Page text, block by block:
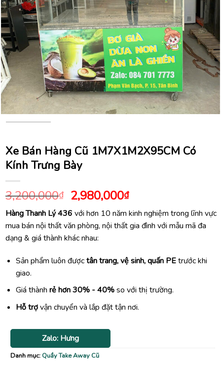
Xe Bán Hàng Cũ 1M7X1M2X95CM Có
Kính Trưng Bày
3,200,000₫ Giá
gốc
là:
3,200,000₫.
2,980,000₫Giá
hiện
tại
là:
Hàng Thanh Lý 436 với hơn 10 năm kinh nghiệm trong lĩnh vực
mua bán nội thất văn phòng, nội thất gia đình với mẫu mã đa
dạng & giá thành khác nhau:
Sản phẩm luôn đượctân trang, vệ sinh, quấn PEtrước khi
giao.
Giá thành rẻ hơn 30% - 40%so với thị trường.
Hỗ trợvận chuyển và lắp đặt tận nơi.
Zalo: Hưng
Danh mục: Quầy Take Away Cũ